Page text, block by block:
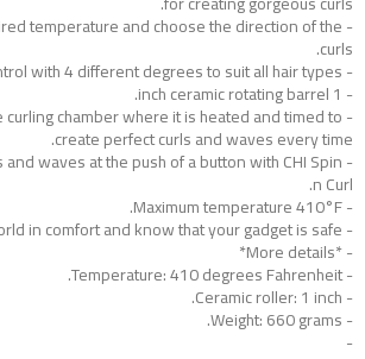
temperature and choose the direction of the
curls.
- Temperature control with 4 different degrees to suit all hair types.
- 1 inch ceramic rotating barrel.
curling chamber where it is heated and timed to
create perfect curls and waves every time.
and waves at the push of a button with CHI Spin
n Curl.
- Maximum temperature 410°F.
- Travel the world in comfort and know that your gadget is safe.
- *More details*
- Temperature: 410 degrees Fahrenheit.
- Ceramic roller: 1 inch.
- Weight: 660 grams.
-